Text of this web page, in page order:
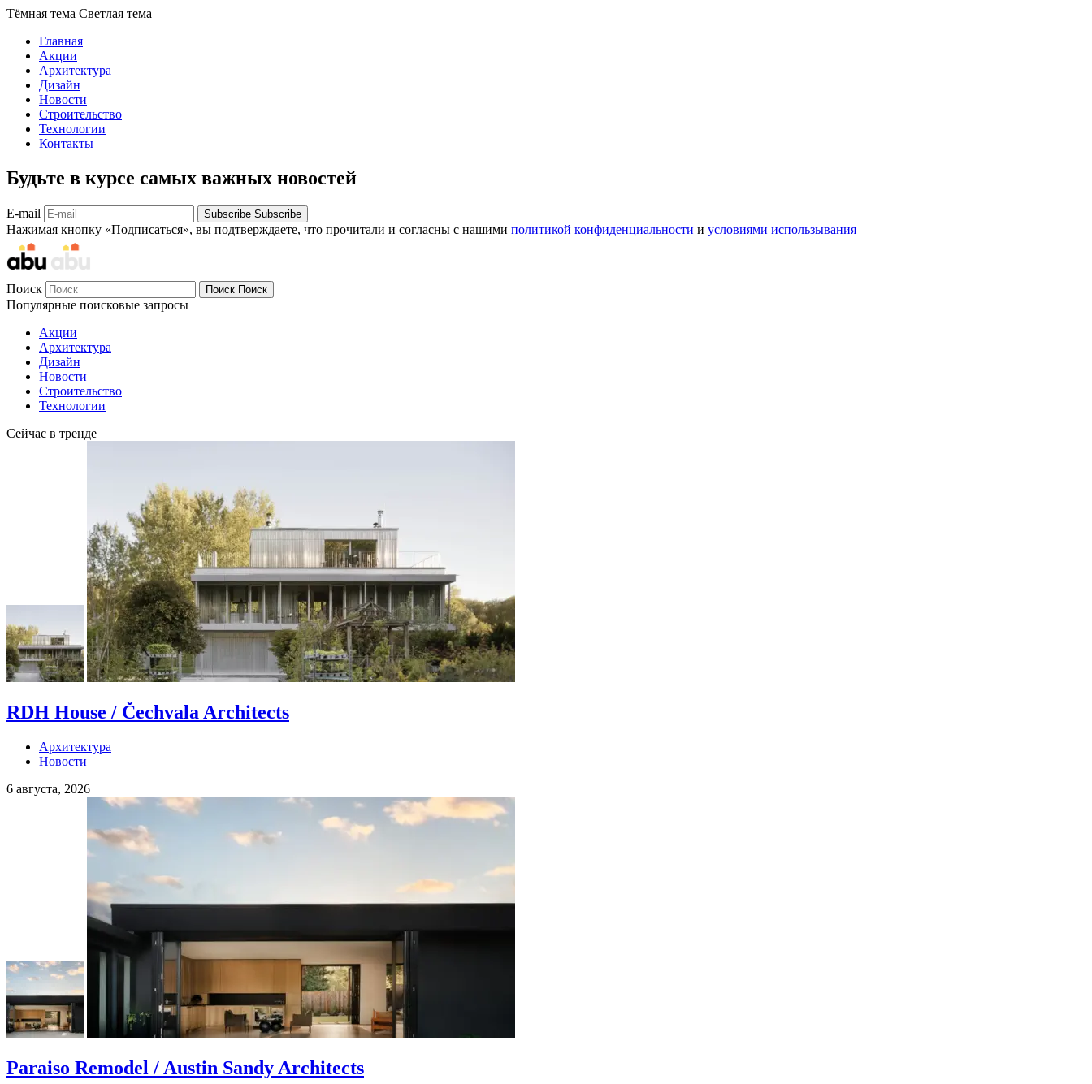
Тёмная тема Светлая тема
Главная
Акции
Архитектура
Дизайн
Новости
Строительство
Технологии
Контакты
Будьте в курсе самых важных новостей
E-mail Subscribe Subscribe
Нажимая кнопку «Подписаться», вы подтверждаете, что прочитали и согласны с нашими политикой конфиденциальности и условиями использывания
Поиск Поиск Поиск
Популярные поисковые запросы
Акции
Архитектура
Дизайн
Новости
Строительство
Технологии
Сейчас в тренде
RDH House / Čechvala Architects
Архитектура
Новости
6 августа, 2026
Paraiso Remodel / Austin Sandy Architects